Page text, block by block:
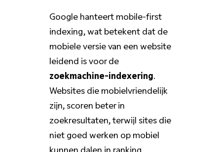
Google hanteert mobile-first
indexing, wat betekent dat de
mobiele versie van een website
leidend is voor de
zoekmachine-indexering.
Websites die mobielvriendelijk
zijn, scoren beter in
zoekresultaten, terwijl sites die
niet goed werken op mobiel
kunnen dalen in ranking.